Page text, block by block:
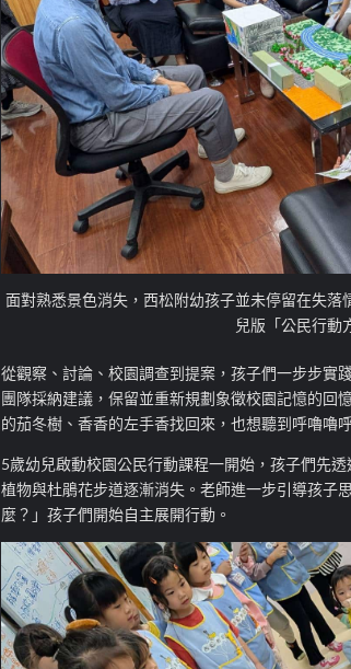
面對熟悉景色消失，西松附幼孩子並未停留在失
兒版「公民行動
從觀察、討論、校園調查到提案，孩子們一步步實
團隊採納建議，保留並重新規劃象徵校園記憶的回
的茄冬樹、香香的左手香找回來，也想聽到呼嚕嚕
5歲幼兒啟動校園公民行動課程一開始，孩子們先
植物與杜鵑花步道逐漸消失。老師進一步引導孩子
麼？」孩子們開始自主展開行動。